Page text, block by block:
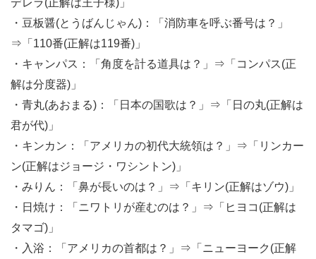
デレラ(正解は王子様)」
・豆板醤(とうばんじゃん)：「消防車を呼ぶ番号は？」
⇒「110番(正解は119番)」
・キャンパス：「角度を計る道具は？」⇒「コンパス(正
解は分度器)」
・青丸(あおまる)：「日本の国歌は？」⇒「日の丸(正解は
君が代)」
・キンカン：「アメリカの初代大統領は？」⇒「リンカー
ン(正解はジョージ・ワシントン)」
・みりん：「鼻が長いのは？」⇒「キリン(正解はゾウ)」
・日焼け：「ニワトリが産むのは？」⇒「ヒヨコ(正解は
タマゴ)」
・入浴：「アメリカの首都は？」⇒「ニューヨーク(正解